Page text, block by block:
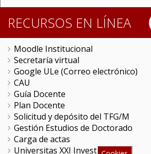
RECURSOS EN LÍNEA
Moodle Institucional
Secretaría virtual
Google ULe (Correo electrónico)
CAU
Guía Docente
Plan Docente
Solicitud y depósito del TFG/M
Gestión Estudios de Doctorado
Carga de actas
Universitas XXI Investigación